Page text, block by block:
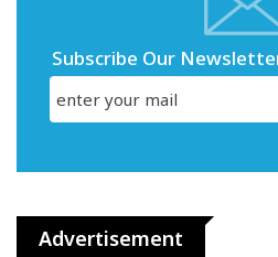
Subscribe Our
Advertisement